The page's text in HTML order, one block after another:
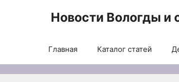
Новости Вологды и
Главная Каталог статей